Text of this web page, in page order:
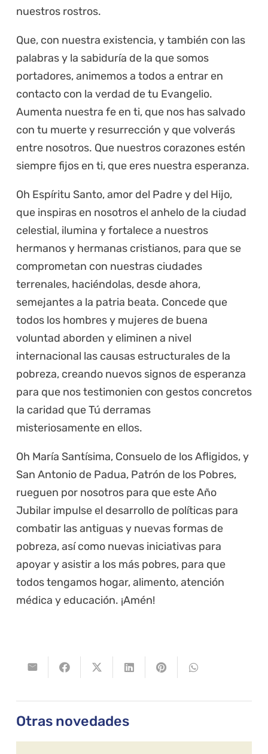
nuestros rostros.
Que, con nuestra existencia, y también con las
palabras y la sabiduría de la que somos
portadores, animemos a todos a entrar en
contacto con la verdad de tu Evangelio.
Aumenta nuestra fe en ti, que nos has salvado
con tu muerte y resurrección y que volverás
entre nosotros. Que nuestros corazones estén
siempre fijos en ti, que eres nuestra esperanza.
Oh Espíritu Santo, amor del Padre y del Hijo,
que inspiras en nosotros el anhelo de la ciudad
celestial, ilumina y fortalece a nuestros
hermanos y hermanas cristianos, para que se
comprometan con nuestras ciudades
terrenales, haciéndolas, desde ahora,
semejantes a la patria beata. Concede que
todos los hombres y mujeres de buena
voluntad aborden y eliminen a nivel
internacional las causas estructurales de la
pobreza, creando nuevos signos de esperanza
para que nos testimonien con gestos concretos
la caridad que Tú derramas
misteriosamente en ellos.
Oh María Santísima, Consuelo de los Afligidos, y
San Antonio de Padua, Patrón de los Pobres,
rueguen por nosotros para que este Año
Jubilar impulse el desarrollo de políticas para
combatir las antiguas y nuevas formas de
pobreza, así como nuevas iniciativas para
apoyar y asistir a los más pobres, para que
todos tengamos hogar, alimento, atención
médica y educación. ¡Amén!
Otras novedades